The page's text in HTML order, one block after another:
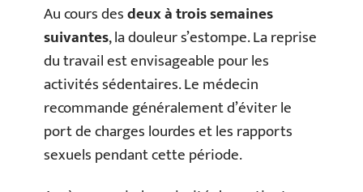
Au cours desdeux à trois semaines
suivantes, la douleur s’estompe. La reprise
du travail est envisageable pour les
activités sédentaires. Le médecin
recommande généralement d’éviter le
port de charges lourdes et les rapports
sexuels pendant cette période.